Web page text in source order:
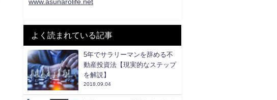
よく読まれている記事
5年でサラリーマンを辞める不
動産投資法【現実的なステップ
を解説】
2018.09.04